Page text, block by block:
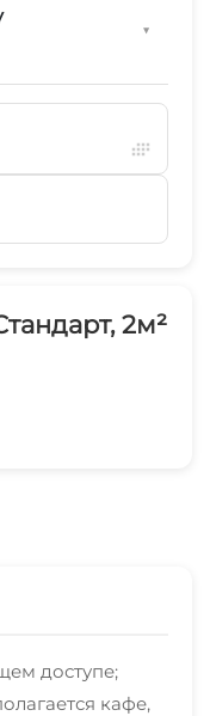
2м²
доступе;
кафе,
▼